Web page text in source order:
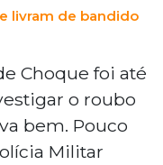
livram de bandido
Choque foi até
o roubo
bem. Pouco
Militar